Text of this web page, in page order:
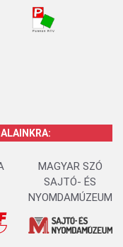
MAGYAR SZÓ
SAJTÓ- ÉS
NYOMDAMÚZEUM